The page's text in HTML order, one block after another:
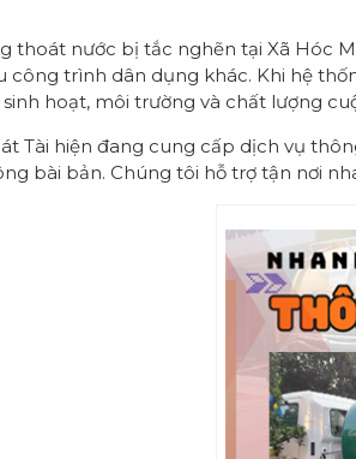
thoát nước bị tắc nghẽn tại Xã Hóc
công trình dân dụng khác. Khi hệ
hoạt, môi trường và chất lượng
Tài hiện đang cung cấp dịch vụ
bài bản. Chúng tôi hỗ trợ tận nơi